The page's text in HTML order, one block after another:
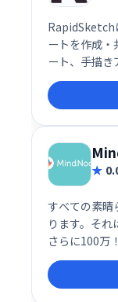
RapidSketch
ートを作成・
ート、手描き
簡単に
化や会議の記
すべての素晴
ります。そ
さらに100万
も、
チャして、ア
ます。